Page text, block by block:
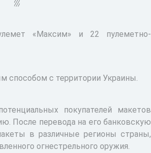
«Максим» и 22 пулеметно-
способом с территории Украины.
покупателей макетов
После перевода на его банковскую
в различные регионы страны,
огнестрельного оружия.